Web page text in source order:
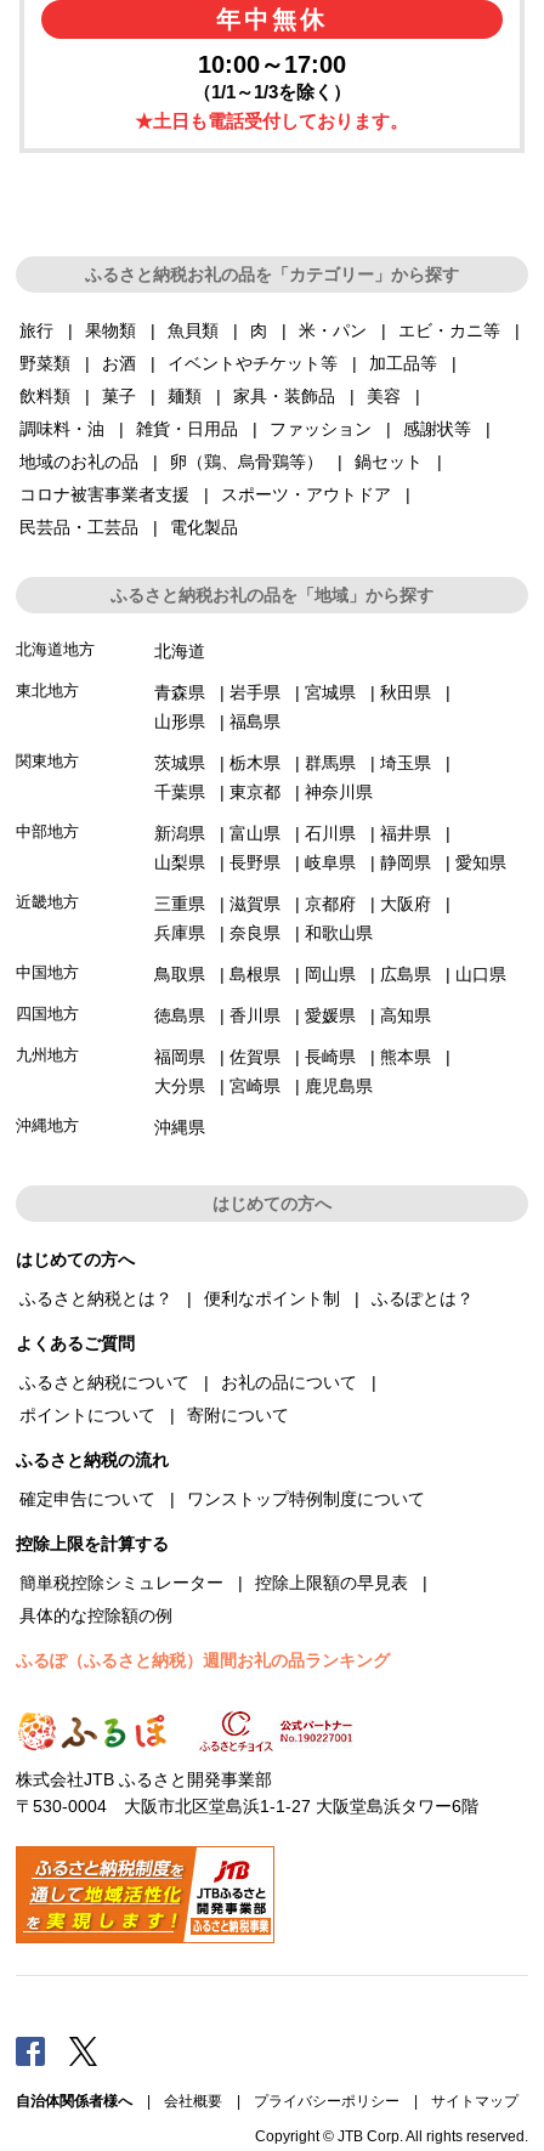
年中無休
10:00～17:00
（1/1～1/3を除く）
★土日も電話受付しております。
ふるさと納税お礼の品を「カテゴリー」から探す
旅行 果物類 魚貝類 肉 米・パン
エビ・カニ等
野菜類
お酒 イベントやチケット等
加工品等
飲料類
菓子 麺類 家具・装飾品
美容
調味料・油
雑貨・日用品 ファッション
感謝状等
地域のお礼の品
卵（鶏、烏骨鶏等）
鍋セット
コロナ被害事業者支援
スポーツ・アウトドア
民芸品・工芸品
電化製品
ふるさと納税お礼の品を「地域」から探す
北海道地方 北海道
東北地方 青森県 岩手県 宮城県
秋田県
山形県
福島県
関東地方 茨城県 栃木県 群馬県
埼玉県
千葉県
東京都 神奈川県
中部地方 新潟県 富山県 石川県
福井県
山梨県
長野県 岐阜県 静岡県 愛知県
近畿地方 三重県 滋賀県 京都府
大阪府
兵庫県
奈良県 和歌山県
中国地方 鳥取県 島根県 岡山県 広島県 山口県
四国地方 徳島県 香川県 愛媛県 高知県
九州地方 福岡県 佐賀県 長崎県
熊本県
大分県
宮崎県 鹿児島県
沖縄地方 沖縄県
はじめての方へ
はじめての方へ
ふるさと納税とは？
便利なポイント制 ふるぽとは？
よくあるご質問
ふるさと納税について
お礼の品について
ポイントについて
寄附について
ふるさと納税の流れ
確定申告について
ワンストップ特例制度について
控除上限を計算する
簡単税控除シミュレーター
控除上限額の早見表
具体的な控除額の例
ふるぽ（ふるさと納税）週間お礼の品ランキング
株式会社JTB ふるさと開発事業部
〒530-0004 大阪市北区堂島浜1-1-27 大阪堂島浜タワー6階
Facebook
自治体関係者様へ| 会社概要 プライバシーポリシー サイトマップ
Copyright © JTB Corp. All rights reserved.